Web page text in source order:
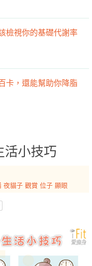
檢視你的基礎代謝率
卡，還能幫助你降脂
活小技巧
夜貓子 觀賞 位子 顯眼